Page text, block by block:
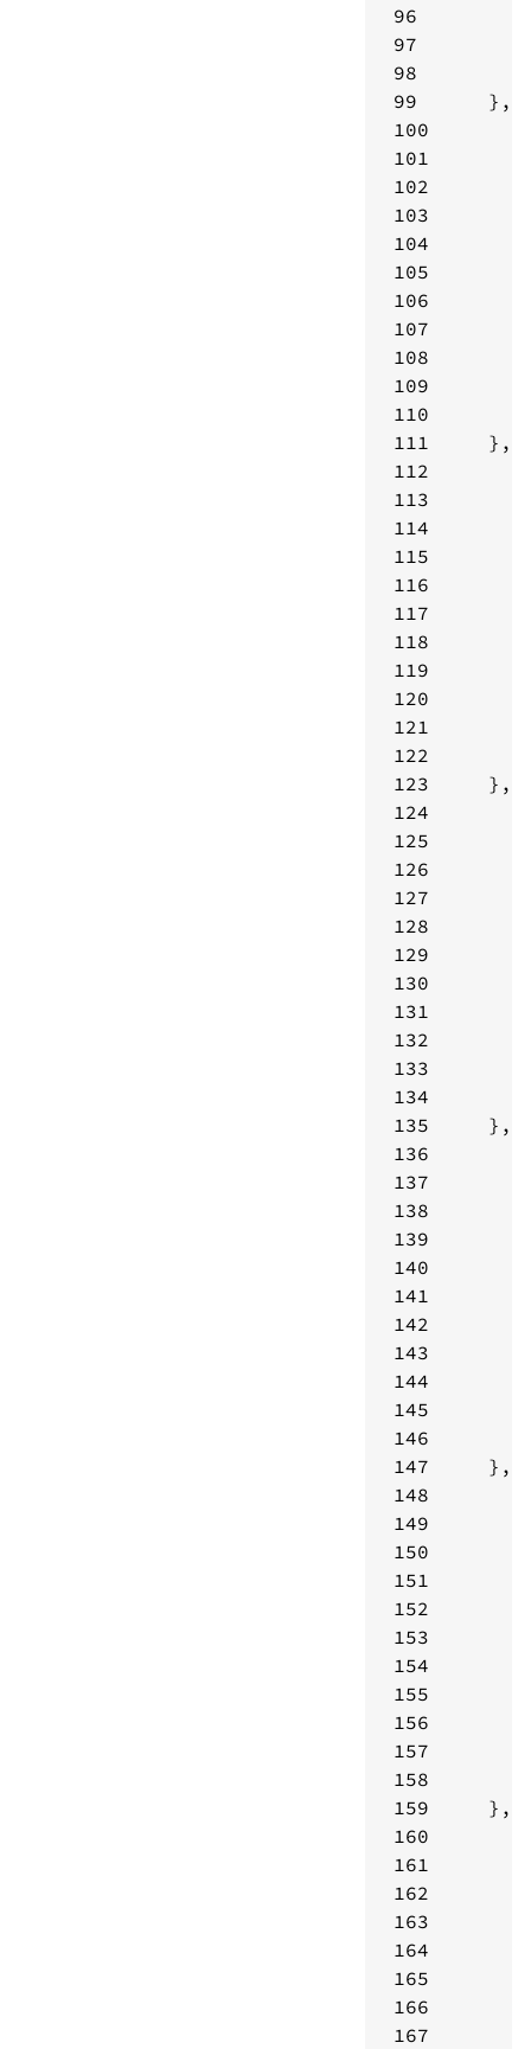
96
97
98
99
100
101
102
103
104
105
106
107
108
109
110
111
112
113
114
115
116
117
118
119
120
121
122
123
124
125
126
127
128
129
130
131
132
133
134
135
136
137
138
139
140
141
142
143
144
145
146
147
148
149
150
151
152
153
154
155
156
157
158
159
160
161
162
163
164
165
166
167